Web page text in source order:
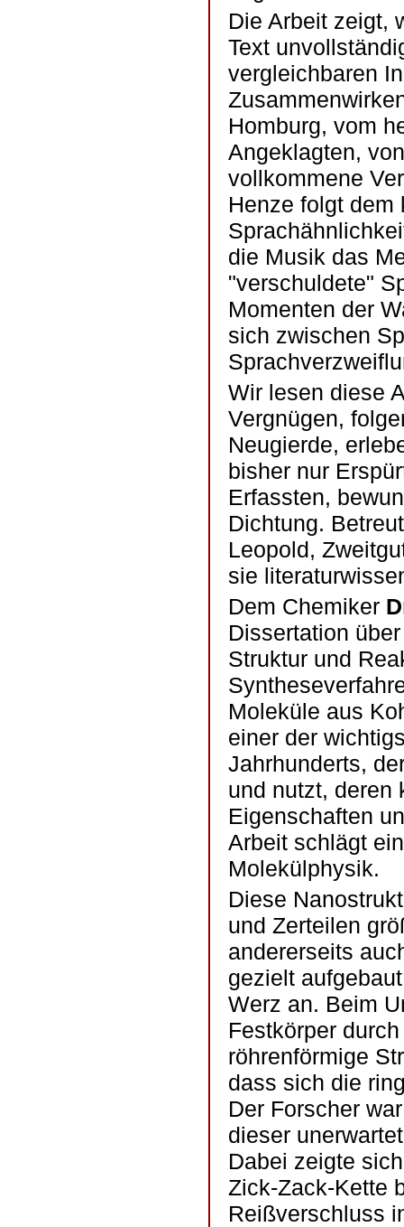
Die Arbeit zeigt,
Text
vergleichbaren
Homburg, vom
Angeklagten,
vollkommene
Henze folgt dem
die Musik das
"verschuldete"
Momenten der
sich zwischen
Wir lesen diese
Vergnügen,
Neugierde,
bisher nur
Erfassten,
Dichtung.
Leopold,
sie
Dem Chemiker
Dissertation
Struktur und
Moleküle aus
einer der
Jahrhunderts,
und nutzt, deren
Eigenschaften
Arbeit schlägt
Molekülphysik.
Diese
und Zerteilen
andererseits
gezielt
Werz an. Beim
Festkörper
röhrenförmige
dass sich die
Der Forscher
dieser
Dabei zeigte
Zick-Zack-Kette
Reißverschluss